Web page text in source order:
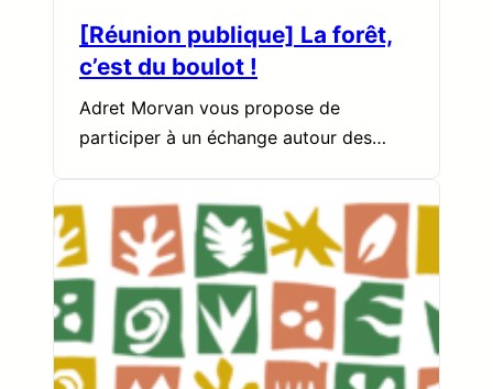
[Réunion publique] La forêt,
c’est du boulot !
Adret Morvan vous propose de
participer à un échange autour des…